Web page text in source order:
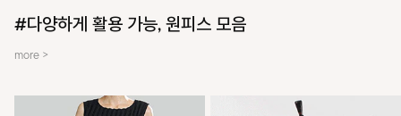
#다양하게 활용 가능, 원피스 모음
more >